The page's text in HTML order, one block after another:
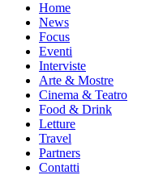
Home
News
Focus
Eventi
Interviste
Arte & Mostre
Cinema & Teatro
Food & Drink
Letture
Travel
Partners
Contatti